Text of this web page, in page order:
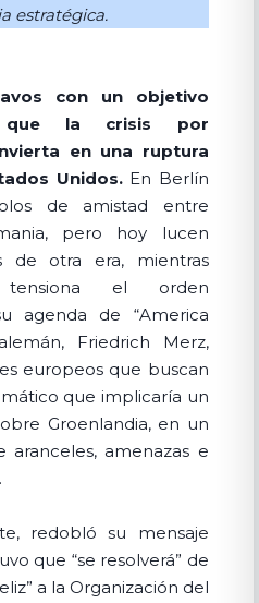
estratégica.
con un objetivo
que la crisis por
en una ruptura
Unidos.En Berlín
de amistad entre
pero hoy lucen
de otra era, mientras
el orden
agenda de “America
Friedrich Merz,
europeos que buscan
que implicaría un
Groenlandia, en un
aranceles, amenazas e
redobló su mensaje
que “se resolverá” de
a la Organización del